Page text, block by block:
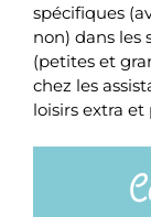
spécifiques
non) dans les
(petites et
chez les
loisirs extra et